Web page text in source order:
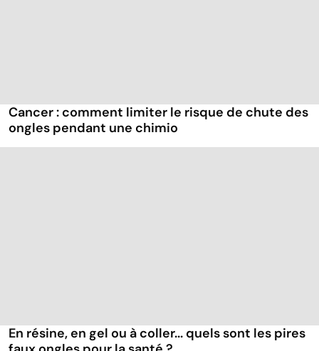
Cancer : comment limiter le risque de chute des
ongles pendant une chimio
En résine, en gel ou à coller... quels sont les pires